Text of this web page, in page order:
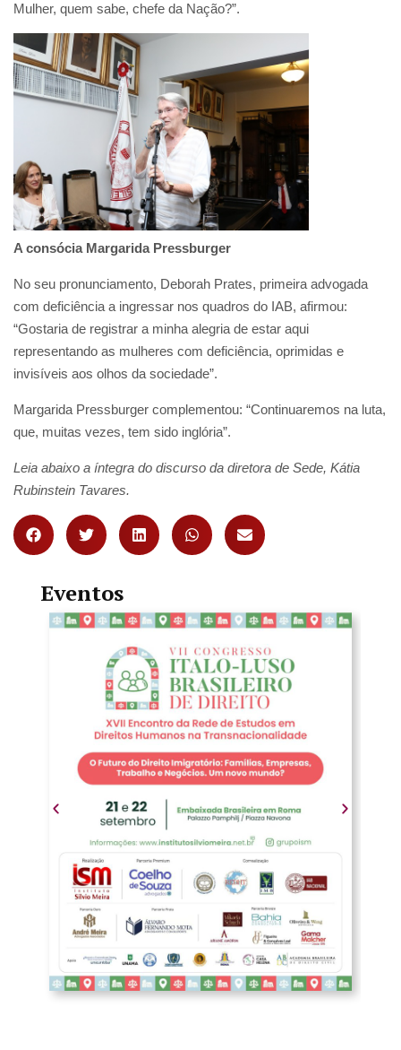
Mulher, quem sabe, chefe da Nação?”.
A consócia Margarida Pressburger
No seu pronunciamento, Deborah Prates, primeira advogada
com deficiência a ingressar nos quadros do IAB, afirmou:
“Gostaria de registrar a minha alegria de estar aqui
representando as mulheres com deficiência, oprimidas e
invisíveis aos olhos da sociedade”.
Margarida Pressburger complementou: “Continuaremos na luta,
que, muitas vezes, tem sido inglória”.
Leia abaixo a íntegra do discurso da diretora de Sede, Kátia
Rubinstein Tavares.
Eventos